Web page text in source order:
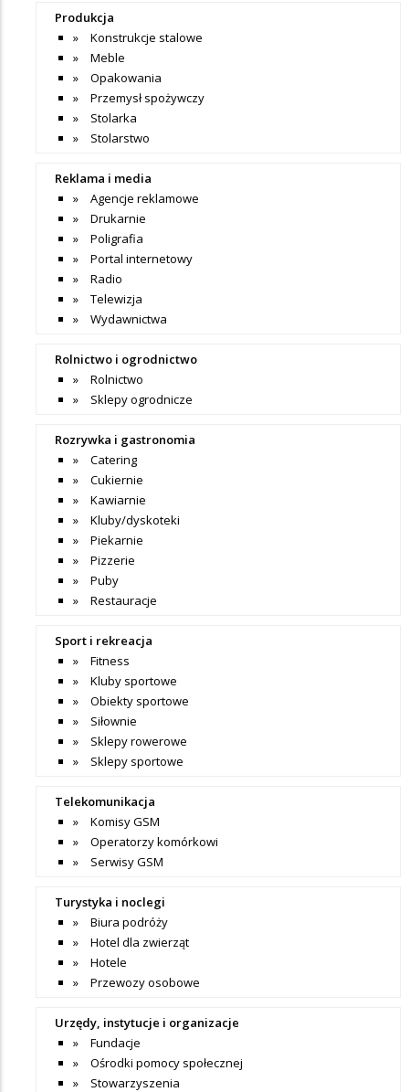
Produkcja
Konstrukcje stalowe
Meble
Opakowania
Przemysł spożywczy
Stolarka
Stolarstwo
Reklama i media
Agencje reklamowe
Drukarnie
Poligrafia
Portal internetowy
Radio
Telewizja
Wydawnictwa
Rolnictwo i ogrodnictwo
Rolnictwo
Sklepy ogrodnicze
Rozrywka i gastronomia
Catering
Cukiernie
Kawiarnie
Kluby/dyskoteki
Piekarnie
Pizzerie
Puby
Restauracje
Sport i rekreacja
Fitness
Kluby sportowe
Obiekty sportowe
Siłownie
Sklepy rowerowe
Sklepy sportowe
Telekomunikacja
Komisy GSM
Operatorzy komórkowi
Serwisy GSM
Turystyka i noclegi
Biura podróży
Hotel dla zwierząt
Hotele
Przewozy osobowe
Urzędy, instytucje i organizacje
Fundacje
Ośrodki pomocy społecznej
Stowarzyszenia